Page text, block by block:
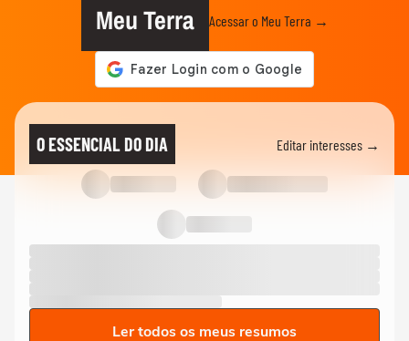
Meu Terra Acessar o Meu Terra →
O ESSENCIAL DO DIA Editar interesses →
Ler todos os meus resumos